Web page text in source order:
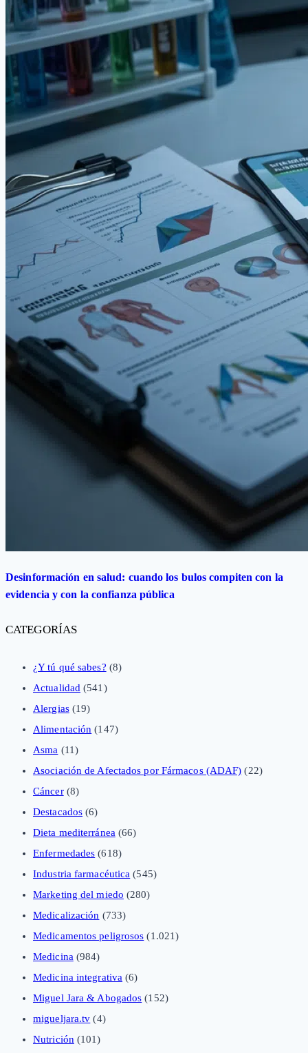
Desinformación en salud: cuando los bulos compiten con la
evidencia y con la confianza pública
CATEGORÍAS
¿Y tú qué sabes? (8)
Actualidad (541)
Alergias(19)
Alimentación (147)
Asma (11)
Asociación de Afectados por Fármacos (ADAF) (22)
Cáncer(8)
Destacados (6)
Dieta mediterránea (66)
Enfermedades (618)
Industria farmacéutica (545)
Marketing del miedo (280)
Medicalización (733)
Medicamentos peligrosos (1.021)
Medicina (984)
Medicina integrativa (6)
Miguel Jara & Abogados (152)
migueljara.tv (4)
Nutrición (101)